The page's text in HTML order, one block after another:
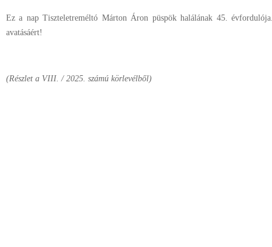
Ez a nap Tiszteletreméltó Márton Áron püspök halálának 45.
avatásáért!
(Részlet a VIII. / 2025. számú körlevélből)